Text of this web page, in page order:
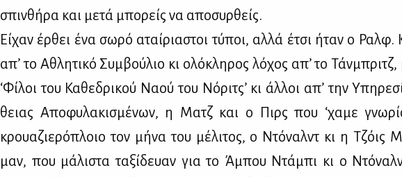
σπιν­θή­ρα και με­τά μπο­ρείς να απο­συρ­θείς.
Εί­χαν έρ­θει ένα σω­ρό αταί­ρια­στοι τύ­ποι, αλ­λά έτσι ήταν ο Ραλφ.
απ’ το Αθλη­τι­κό Συμ­βού­λιο κι ολό­κλη­ρος λό­χος απ’ το Τάν­μπριτζ,
‘Φί­λοι του Κα­θε­δρι­κού Να­ού του Νό­ρι­τς’ κι άλ­λοι απ’ την
θειας Απο­φυ­λα­κι­σμέ­νων, η Ματζ και ο Πιρς που ‘χα­με
κρουα­ζιε­ρό­πλοιο τον μή­να του μέ­λι­τος, ο Ντό­ναλντ κι η Τζόις
μαν, που μά­λι­στα τα­ξί­δευαν για το Άμπου Ντά­μπι κι ο